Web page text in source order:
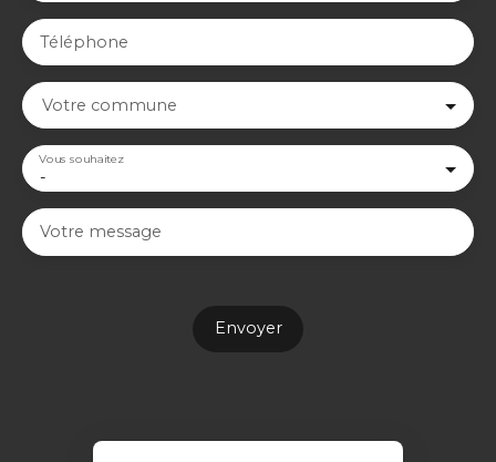
Téléphone
Votre commune
-
Vous souhaitez
Votre message
Envoyer